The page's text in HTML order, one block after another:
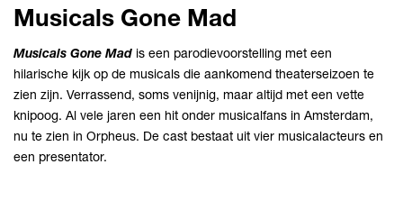
Musicals Gone Mad
Musicals Gone Mad is een parodievoorstelling met een
hilarische kijk op de musicals die aankomend theaterseizoen te
zien zijn. Verrassend, soms venijnig, maar altijd met een vette
knipoog. Al vele jaren een hit onder musicalfans in Amsterdam,
nu te zien in Orpheus. De cast bestaat uit vier musicalacteurs en
een presentator.